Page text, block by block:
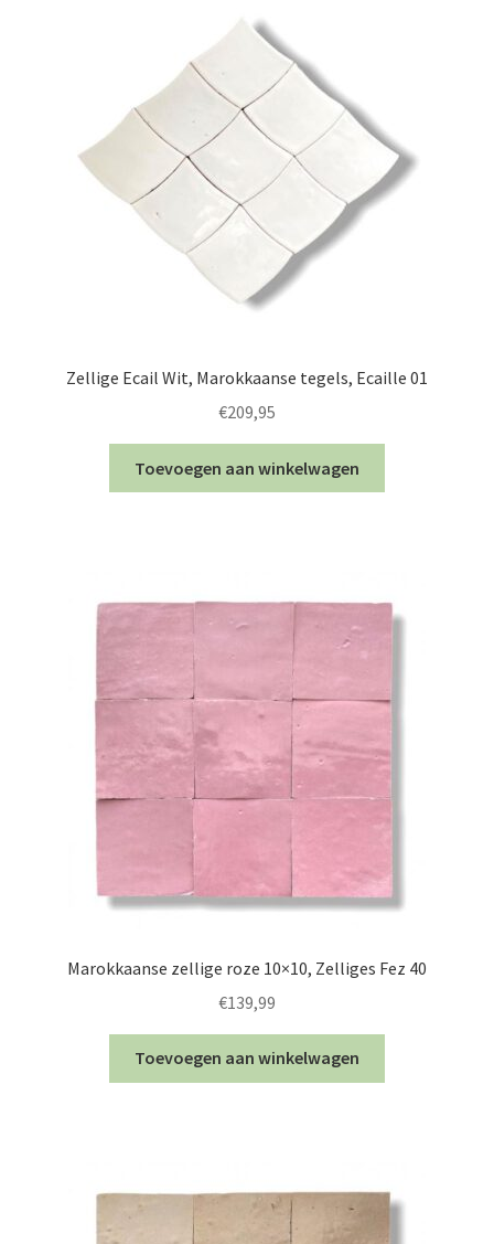
Zellige Ecail Wit, Marokkaanse tegels, Ecaille 01
€209,95
Toevoegen aan winkelwagen
Marokkaanse zellige roze 10×10, Zelliges Fez 40
€139,99
Toevoegen aan winkelwagen